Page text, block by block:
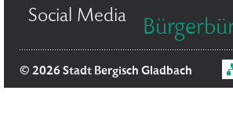
Social Media
© 2026 Stadt Bergisch Gladbach